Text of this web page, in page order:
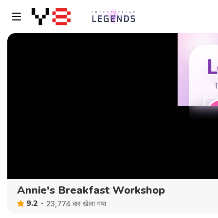
Annie's Breakfast Workshop
9.2 23,774 बार खेला गया